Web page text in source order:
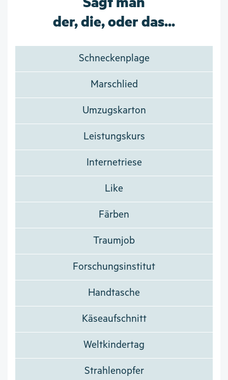
der, die, oder das...
Schneckenplage
Marschlied
Umzugskarton
Leistungskurs
Internetriese
Like
Färben
Traumjob
Forschungsinstitut
Handtasche
Käseaufschnitt
Weltkindertag
Strahlenopfer